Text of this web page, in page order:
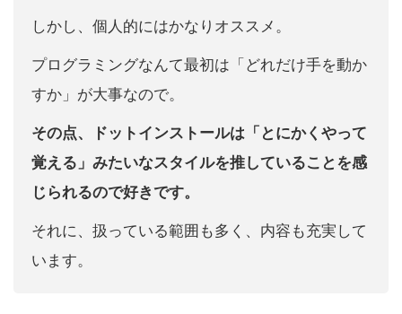
しかし、個人的にはかなりオススメ。
プログラミングなんて最初は「どれだけ手を動か
すか」が大事なので。
その点、ドットインストールは「とにかくやって
覚える」みたいなスタイルを推していることを感
じられるので好きです。
それに、扱っている範囲も多く、内容も充実して
います。